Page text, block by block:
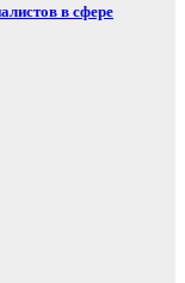
в сфере